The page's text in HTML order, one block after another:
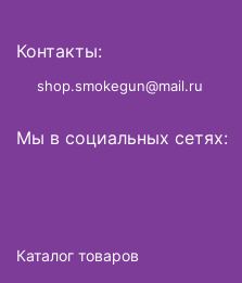
Контакты:
shop.smokegun@mail.ru
Мы в социальных сетях:
Каталог товаров